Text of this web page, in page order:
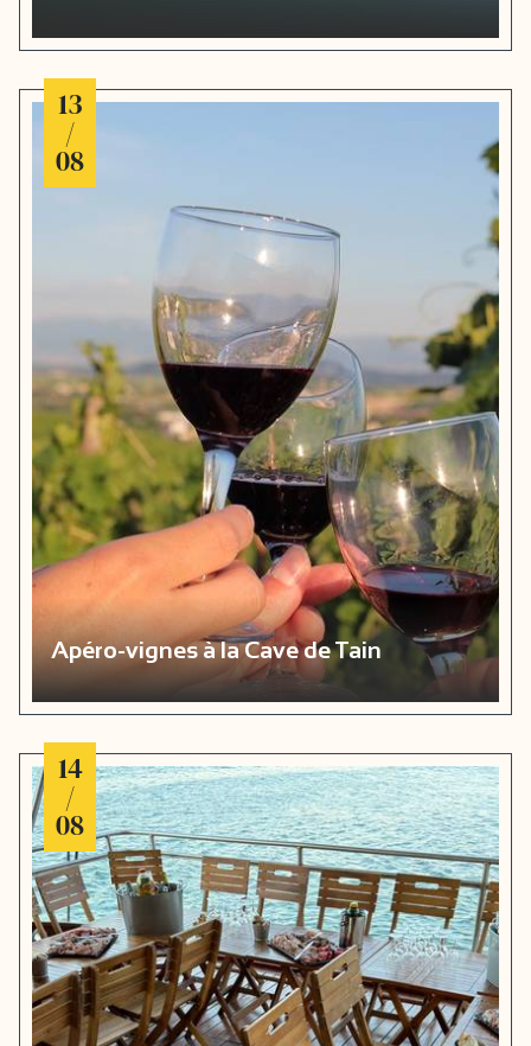
13
/
08
Apéro-vignes à la Cave de Tain
14
/
08